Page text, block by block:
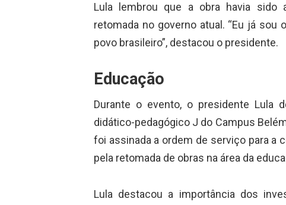
Lula lembrou que a obra havia sido
retomada no governo atual. “Eu já
povo brasileiro”, destacou o presidente.
Educação
Durante o evento, o presidente Lula
didático-pedagógico J do Campus
foi assinada a ordem de serviço para a
pela retomada de obras na área da
Lula destacou a importância dos